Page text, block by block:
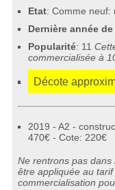
Etat: Comme neuf:
Dernière année
Popularité: 11
commercialisée à
Décote
2019 - A2 -
470€ - Cote: 220€
Ne rentrons pas
être appliquée au
commercialisation